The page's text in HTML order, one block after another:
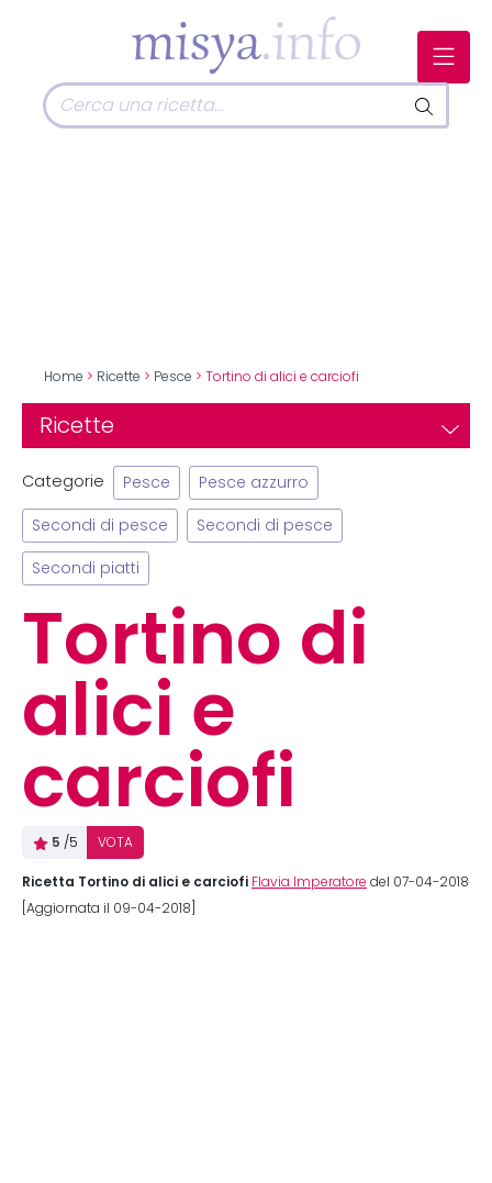
Home > Ricette > Pesce > Tortino di alici e carciofi
Ricette
Categorie Pesce Pesce azzurro
Secondi di pesce Secondi di pesce
Secondi piatti
Tortino di
alici e
carciofi
5 /5 VOTA
Ricetta Tortino di alici e carciofi Flavia Imperatore del 07-04-2018
[Aggiornata il 09-04-2018]